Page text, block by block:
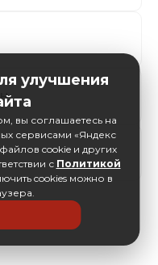
улучшения
вы соглашаетесь на
сервисами «Яндекс
cookie и других
с Политикой
cookies можно в